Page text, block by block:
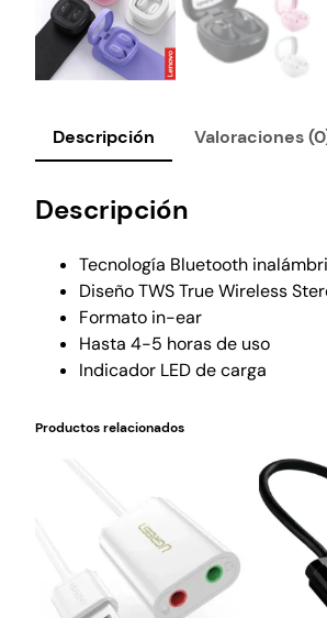
Descripción Valoraciones
Descripción
Tecnología Bluetooth
Diseño TWS True Wireless
Formato in-ear
Hasta 4-5 horas de uso
Indicador LED de carga
Productos relacionados